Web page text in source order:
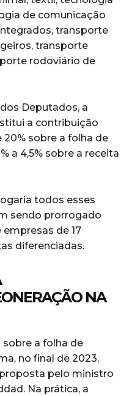
de comunicação
transporte
transporte
rodoviário de
Deputados, a
a contribuição
sobre a folha de
a 4,5% sobre a receita
todos esses
sendo prorrogado
de 17
diferenciadas.
NA
a folha de
no final de 2023,
pelo ministro
Na prática, a